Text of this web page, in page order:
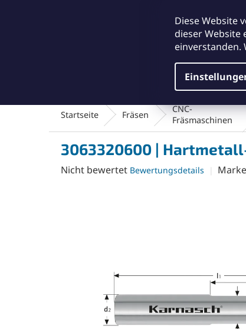
Diese Website
dieser Website
einverstanden.
Startseite Fräsen
CNC-
Fräsmaschinen
3063320600 |
Die
Nicht bewertet Bewertungsdetails